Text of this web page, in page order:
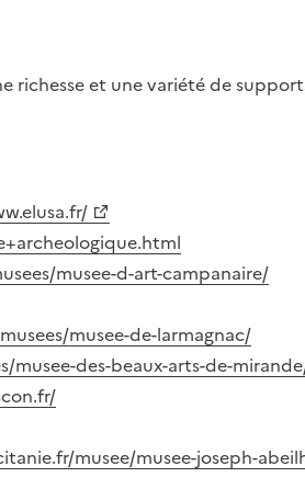
richesse et une variété de
musee-d-art-campanaire/
musee-de-larmagnac/
musee-des-beaux-arts-de-
musee/musee-joseph-